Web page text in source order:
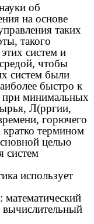
об
на основе
таких
такого
систем и
чтобы
систем были
быстро к
при минимальных
Л(рргии,
горючего
термином
целью
систем
использует
вычислительный